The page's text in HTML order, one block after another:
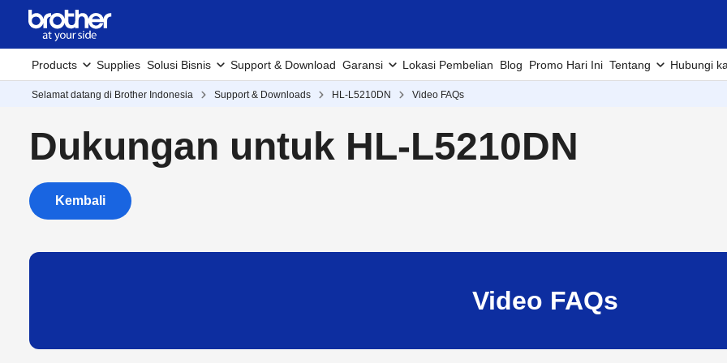
Products Supplies Solusi Bisnis Support & Download Garansi Lokasi Pembelian Blog Promo Hari Ini Tentang Hubungi
Selamat datang di Brother Indonesia Support & Downloads HL-L5210DN Video FAQs
Dukungan untuk HL-L5210DN
Kembali
Video FAQs